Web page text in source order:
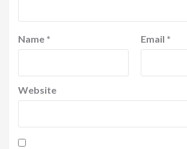
Name * Email *
Website